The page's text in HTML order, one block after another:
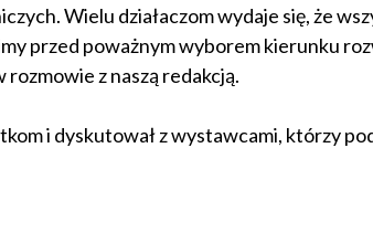
Wielu działaczom wydaje się, że
przed poważnym wyborem kierunku
z naszą redakcją.
i dyskutował z wystawcami, którzy